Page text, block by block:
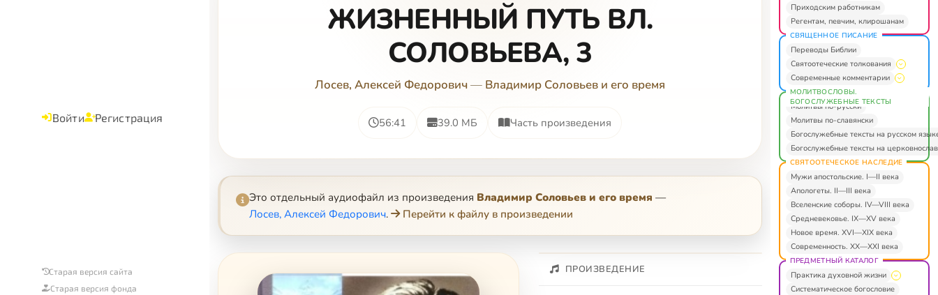
Войти Регистрация
Старая версия сайта
Старая версия фонда
ЖИЗНЕННЫЙ ПУТЬ ВЛ.
СОЛОВЬЕВА, 3
Лосев, Алексей Федорович— Владимир Соловьев и его время
56:41 39.0 МБ Часть произведения
Это отдельный аудиофайл из произведения Владимир Соловьев и его время —
Лосев, Алексей Федорович. Перейти к файлу в произведении
ПРОИЗВЕДЕНИЕ
Приходским работникам
Регентам, певчим, клирошанам
СВЯЩЕННОЕ ПИСАНИЕ
Переводы Библии
Святоотеческие толкования
Современные комментарии
МОЛИТВОСЛОВЫ.
БОГОСЛУЖЕБНЫЕ ТЕКСТЫ
Молитвы по-русски
Молитвы по-славянски
Богослужебные тексты на русском
Богослужебные тексты на
СВЯТООТЕЧЕСКОЕ НАСЛЕДИЕ
Мужи апостольские. I—II века
Апологеты. II—III века
Вселенские соборы. IV—VIII века
Средневековье. IX—XV века
Новое время. XVI—XIX века
Современность. XX—XXI века
ПРЕДМЕТНЫЙ КАТАЛОГ
Практика духовной жизни
Систематическое богословие